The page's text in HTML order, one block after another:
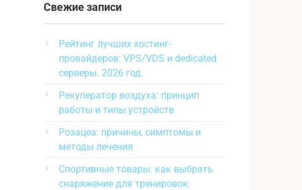
Свежие записи
Рейтинг лучших хостинг-
провайдеров: VPS/VDS и dedicated
серверы. 2026 год.
Рекуператор воздуха: принцип
работы и типы устройств
Розацеа: причины, симптомы и
методы лечения
Спортивные товары: как выбрать
снаряжение для тренировок